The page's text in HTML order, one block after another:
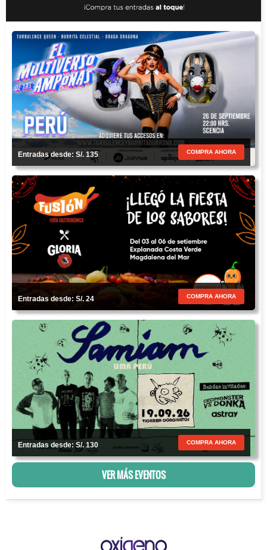
Entradas desde: S/. 135 COMPRA AHORA
Entradas desde: S/. 24 COMPRA AHORA
Entradas desde: S/. 130 COMPRA AHORA
VER MÁS EVENTOS